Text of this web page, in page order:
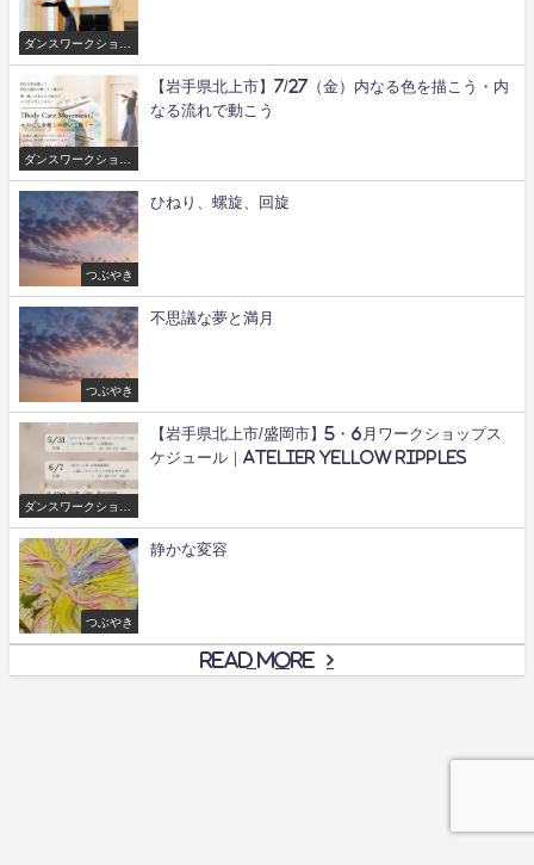
ダンスワークショッ
プ/舞
ダンスワークショッ
プ/舞
【岩手県北上市】7/27（金）内なる色を描こう・内
なる流れで動こう
つぶやき
ひねり、螺旋、回旋
つぶやき
不思議な夢と満月
ダンスワークショッ
プ/舞
【岩手県北上市/盛岡市】5・6月ワークショップス
ケジュール｜Atelier yellow ripples
つぶやき
静かな変容
Read More